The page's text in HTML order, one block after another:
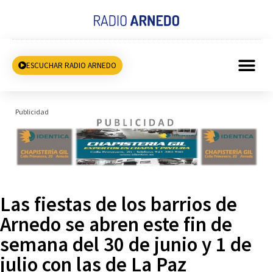
ESCUCHAR RADIO ARNEDO
Publicidad
Las fiestas de los barrios de
Arnedo se abren este fin de
semana del 30 de junio y 1 de
julio con las de La Paz